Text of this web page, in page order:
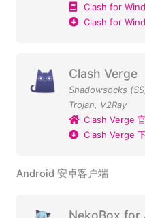
Clash for
Clash for
Clash Verge
Shadowsocks
Trojan, V2Ray
Clash Verge
Clash Verge
Android 安卓客户端
NekoBox for